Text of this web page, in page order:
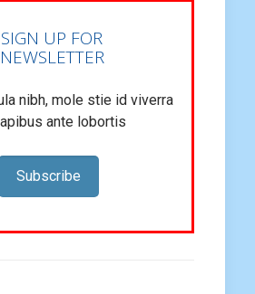
SIGN UP FOR
NEWSLETTER
nibh, mole stie id viverra
ante lobortis
Subscribe